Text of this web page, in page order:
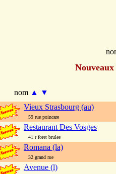
▲
▼
Vieux Strasbourg (au)
59 rue poincare
Restaurant Des Vosges
41 r foret brulee
Romana (la)
32 grand rue
Avenue (l)